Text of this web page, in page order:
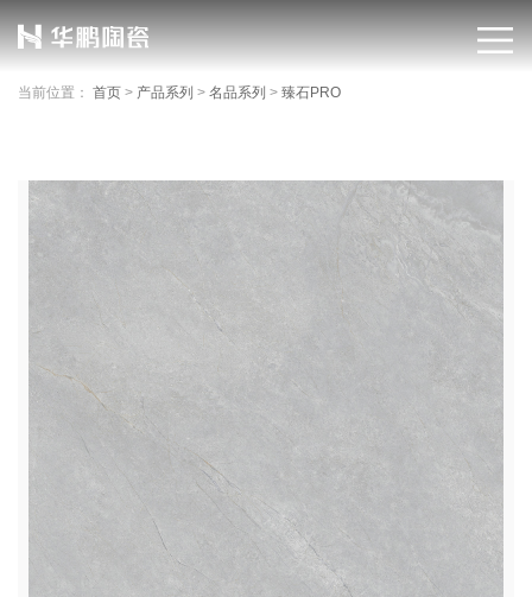
当前位置： 首页 > 产品系列 > 名品系列 > 臻石PRO